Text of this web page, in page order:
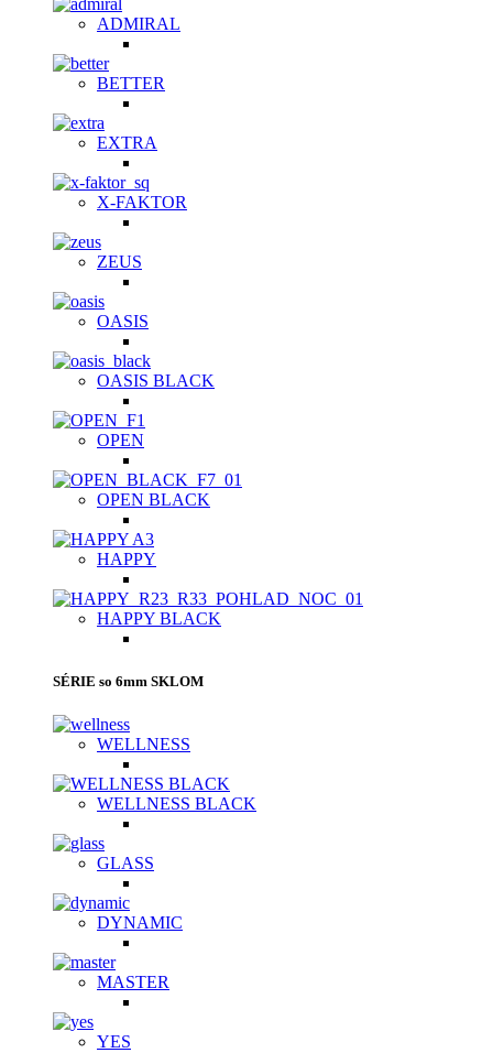
ADMIRAL
BETTER
EXTRA
X-FAKTOR
ZEUS
OASIS
OASIS BLACK
OPEN
OPEN BLACK
HAPPY
HAPPY BLACK
SÉRIE so 6mm SKLOM
WELLNESS
WELLNESS BLACK
GLASS
DYNAMIC
MASTER
YES